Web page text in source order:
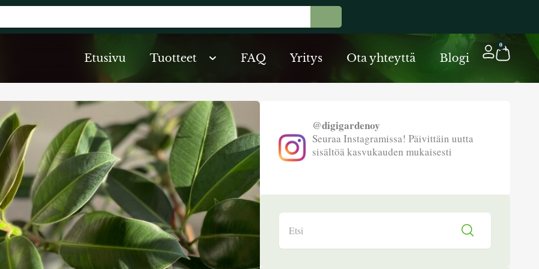
Etusivu Tuotteet FAQ Yritys Ota yhteyttä Blogi
0
Cart
@digigardenoy
Seuraa Instagramissa! Päivittäin uutta
sisältöä kasvukauden mukaisesti
Search